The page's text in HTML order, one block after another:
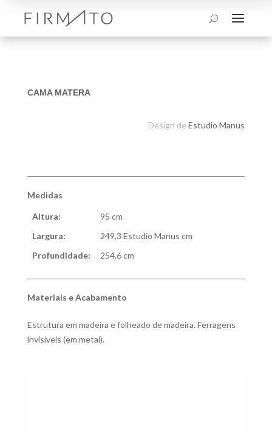
U a
CAMA MATERA
Design deEstudio Manus
Medidas
Altura:
95 cm
Largura:
249,3 Estudio Manus cm
Profundidade:
254,6 cm
Materiais e Acabamento
Estrutura em madeira e folheado de madeira. Ferragens
invisíveis (em metal).